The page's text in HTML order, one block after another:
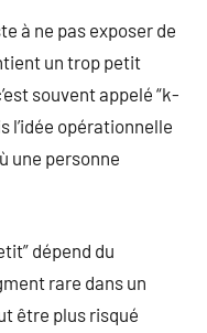
à ne pas exposer de
un trop petit
souvent appelé “k-
l’idée opérationnelle
une personne
dépend du
rare dans un
être plus risqué